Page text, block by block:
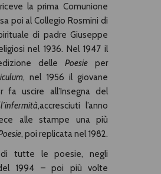
la prima Comunione
poi al Collegio Rosmini di
di padre Giuseppe
nel 1936. Nel 1947 il
delle Poesie per
, nel 1956 il giovane
fa uscire all’Insegna del
,accresciuti l’anno
alle stampe una più
, poi replicata nel 1982.
tutte le poesie, negli
1994 – poi più volte